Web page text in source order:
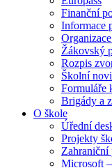
Finanční
Informace
Žákovský
Rozpis
Školní
Formuláře
Brigády a
O škole
Úřední
Projekty
Microsoft